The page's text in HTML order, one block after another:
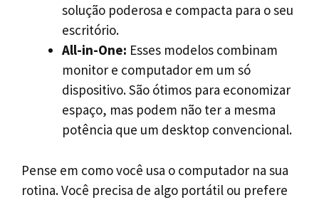
solução poderosa e compacta para o seu
escritório.
All-in-One: Esses modelos combinam
monitor e computador em um só
dispositivo. São ótimos para economizar
espaço, mas podem não ter a mesma
potência que um desktop convencional.
Pense em como você usa o computador na sua
rotina. Você precisa de algo portátil ou prefere